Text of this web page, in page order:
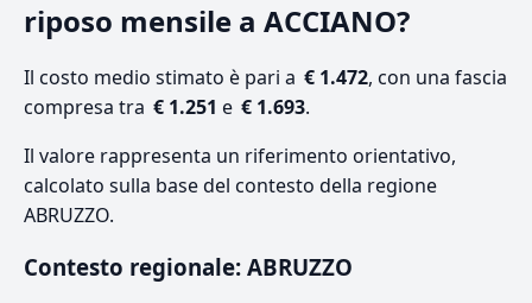
riposo mensile a ACCIANO?
Il costo medio stimato è pari a € 1.472, con una fascia
compresa tra € 1.251 e € 1.693.
Il valore rappresenta un riferimento orientativo,
calcolato sulla base del contesto della regione
ABRUZZO.
Contesto regionale: ABRUZZO